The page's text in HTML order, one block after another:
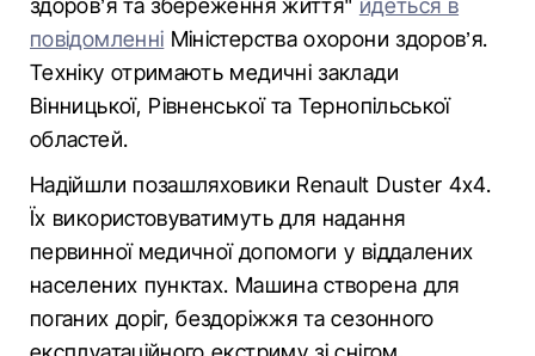
здоров’я та збереження життя" йдеться в
повідомленні Міністерства охорони здоров’я.
Техніку отримають медичні заклади
Вінницької, Рівненської та Тернопільської
областей.
Надійшли позашляховики Renault Duster 4х4.
Їх використовуватимуть для надання
первинної медичної допомоги у віддалених
населених пунктах. Машина створена для
поганих доріг, бездоріжжя та сезонного